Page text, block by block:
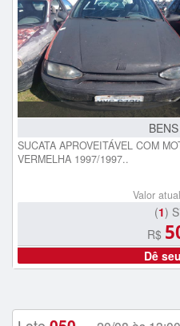
SUCATA APROVEITÁVEL COM
VERMELHA 1997/1997..
Valor
(1)
R$
Dê